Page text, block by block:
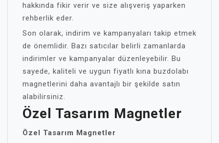
hakkında fikir verir ve size alışveriş yaparken
rehberlik eder.
Son olarak, indirim ve kampanyaları takip etmek
de önemlidir. Bazı satıcılar belirli zamanlarda
indirimler ve kampanyalar düzenleyebilir. Bu
sayede, kaliteli ve uygun fiyatlı kına buzdolabı
magnetlerini daha avantajlı bir şekilde satın
alabilirsiniz.
Özel Tasarım Magnetler
Özel Tasarım Magnetler